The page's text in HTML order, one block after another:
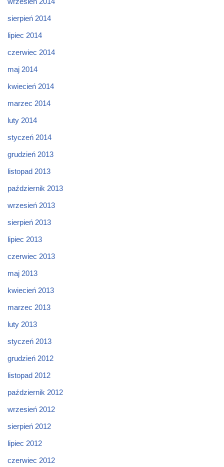
sierpień 2014
lipiec 2014
czerwiec 2014
maj 2014
kwiecień 2014
marzec 2014
luty 2014
styczeń 2014
grudzień 2013
listopad 2013
październik 2013
wrzesień 2013
sierpień 2013
lipiec 2013
czerwiec 2013
maj 2013
kwiecień 2013
marzec 2013
luty 2013
styczeń 2013
grudzień 2012
listopad 2012
październik 2012
wrzesień 2012
sierpień 2012
lipiec 2012
czerwiec 2012